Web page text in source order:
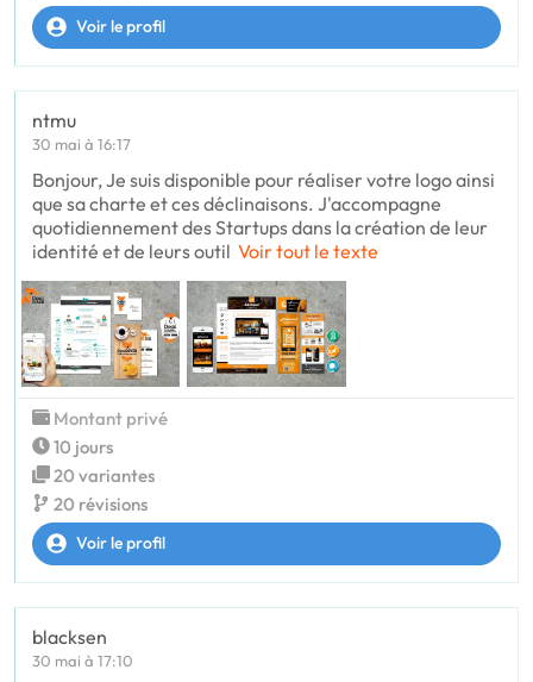
Voir le profil
ntmu
30 mai à 16:17
Bonjour, Je suis disponible pour réaliser votre logo ainsi
que sa charte et ces déclinaisons. J'accompagne
quotidiennement des Startups dans la création de leur
identité et de leurs outil Voir tout le texte
Montant privé
10 jours
20 variantes
20 révisions
Voir le profil
blacksen
30 mai à 17:10